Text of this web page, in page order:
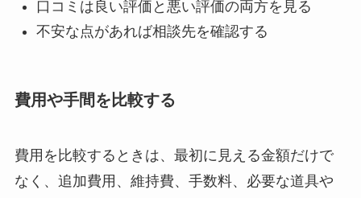
口コミは良い評価と悪い評価の両方を見る
不安な点があれば相談先を確認する
費用や手間を比較する
費用を比較するときは、最初に見える金額だけで
なく、追加費用、維持費、手数料、必要な道具や